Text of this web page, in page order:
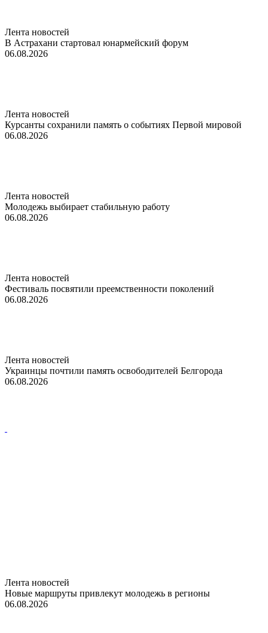
Лента новостей
В Астрахани стартовал юнармейский форум
06.08.2026
Лента новостей
Курсанты сохранили память о событиях Первой мировой
06.08.2026
Лента новостей
Молодежь выбирает стабильную работу
06.08.2026
Лента новостей
Фестиваль посвятили преемственности поколений
06.08.2026
Лента новостей
Украинцы почтили память освободителей Белгорода
06.08.2026
Лента новостей
Новые маршруты привлекут молодежь в регионы
06.08.2026